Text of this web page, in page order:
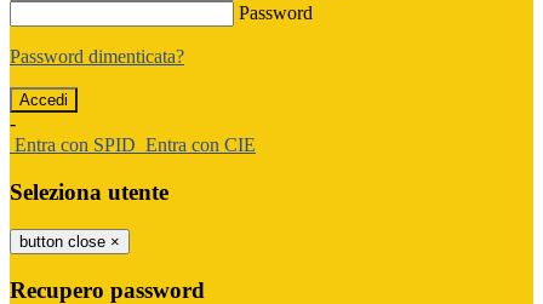
Password
Password dimenticata?
-
Entra con SPID Entra con CIE
Seleziona utente
button close ×
Recupero password